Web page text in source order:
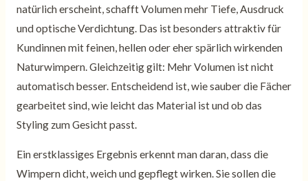
natürlich erscheint, schafft Volumen mehr Tiefe, Ausdruck
und optische Verdichtung. Das ist besonders attraktiv für
Kundinnen mit feinen, hellen oder eher spärlich wirkenden
Naturwimpern. Gleichzeitig gilt: Mehr Volumen ist nicht
automatisch besser. Entscheidend ist, wie sauber die Fächer
gearbeitet sind, wie leicht das Material ist und ob das
Styling zum Gesicht passt.
Ein erstklassiges Ergebnis erkennt man daran, dass die
Wimpern dicht, weich und gepflegt wirken. Sie sollen die